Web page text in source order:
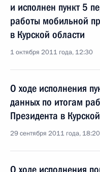
и исполнен пункт 5
работы мобильной
в Курской области
1 октября 2011 года, 12:30
О ходе исполнения
данных по итогам
Президента в
29 сентября 2011 года, 18:20
О ходе исполнения